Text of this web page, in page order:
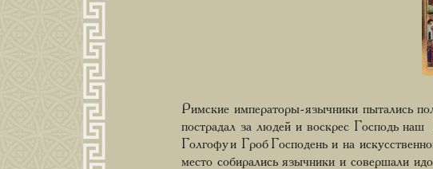
Римские императоры-язычники пытались
пострадал за людей и воскрес Господь
Голгофу и Гроб Господень и на
место собирались язычники и совершали